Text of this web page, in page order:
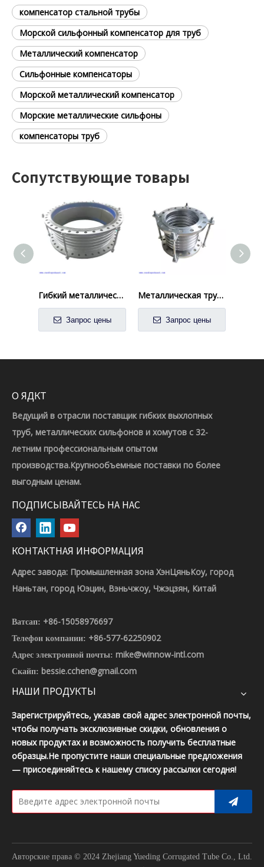
компенсатор стальной трубы
Морской сильфонный компенсатор для труб
Металлический компенсатор
Сильфонные компенсаторы
Морской металлический компенсатор
Морские металлические сильфоны
компенсаторы труб
Сопутствующие товары
Гибкий металлический демонтаж из нержавеющей стали, а также цвет среза
Запрос цены
Металлическая трубная фитинга.
Запрос цены
О ЯДКТ
Ведущий в отрасли поставщик гибких выхлопных
труб, металлических сильфонов и хомутов с 32-
летним профессиональным опытом
производства.Крупнообъемные поставки по более
выгодным ценам.
ПОДПИСЫВАЙТЕСЬ НА НАС
КОНТАКТНАЯ ИНФОРМАЦИЯ
Адрес завода: Промышленная зона ХэнЦяньКоу, город
Наньтан, город Юэцин, Вэньчжоу, Чжэцзян, Китай
Ватсап: +86-15058976697
Телефон компании: +86-577-62250902
Адрес электронной почты: mike@winnow-intl.com
Скайп: bessie.cchen@gmail.com
НАШИ ПРОДУКТЫ
Зарегистрируйтесь, указав свой адрес электронной почты,
чтобы получать эксклюзивные скидки, обновления о
новых продуктах и ​​возможность получить бесплатные
образцы.Не пропустите наши специальные предложения
— присоединяйтесь к нашему списку рассылки сегодня!
Авторские права © 2024 Zhejiang Yueding Corrugated Tube Co., Ltd.